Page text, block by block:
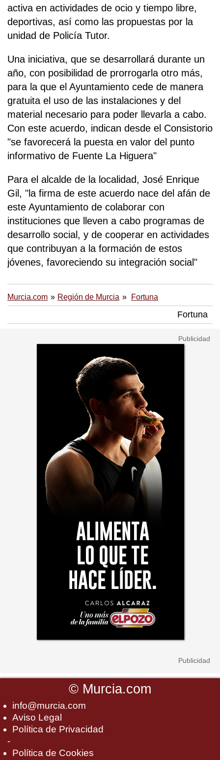
activa en actividades de ocio y tiempo libre,
deportivas, así como las propuestas por la
unidad de Policía Tutor.
Una iniciativa, que se desarrollará durante un
año, con posibilidad de prorrogarla otro más,
para la que el Ayuntamiento cede de manera
gratuita el uso de las instalaciones y del
material necesario para poder llevarla a cabo.
Con este acuerdo, indican desde el Consistorio
"se favorecerá la puesta en valor del punto
informativo de Fuente La Higuera"
Para el alcalde de la localidad, José Enrique
Gil, "la firma de este acuerdo nace del afán de
este Ayuntamiento de colaborar con
instituciones que lleven a cabo programas de
desarrollo social, y de cooperar en actividades
que contribuyan a la formación de estos
jóvenes, favoreciendo su integración social"
Murcia.com Región de Murcia Fortuna
Fortuna
© Murcia.com
info@murcia.com
Aviso Legal
Política de Privacidad
-
Política de Cookies